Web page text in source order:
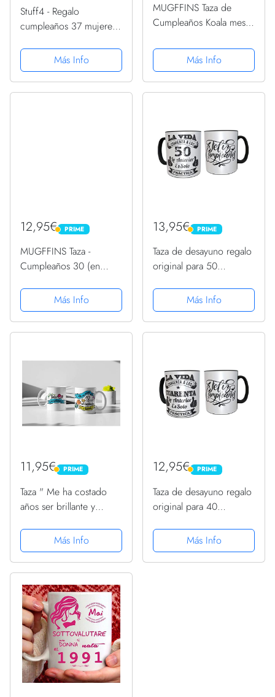
Stuff4 - Regalo
cumpleaños 37 mujeres
novedad dedo medio,
regalos divertidos,
regalo perfecto
Más Info
MUGFFINS Taza de
Cumpleaños Koala mes
Feliz
Cumpleaños/Aniversario.
Cerámica 350 mL
Más Info
12,95€ PRIME
PRIME
MUGFFINS Taza -
Cumpleaños 30 (en
Más Info
13,95€ PRIME
PRIME
Taza de desayuno regalo
original para 50
para hombres 50 años -
regalos 50 cumpleaños
mujer (Español)
Más Info
11,95€ PRIME
PRIME
Taza " Me ha costado
años ser brillante y
Original Feliz
Cumpleaños (18 años)
Más Info
12,95€ PRIME
PRIME
Taza de desayuno regalo
original para 40
para hombres 40 años -
regalos 40 cumpleaños
mujer (Negro Español)
Más Info